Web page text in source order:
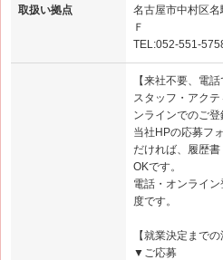
取扱い拠点
名古屋市中村区
Ｆ
TEL:052-551-
【来社不要、電
スタッフ・アク
ンラインでのご登
当社HPの応募フ
だければ、履歴
OKです。
電話・オンライ
度です。
【就業決定までの
▼ご応募